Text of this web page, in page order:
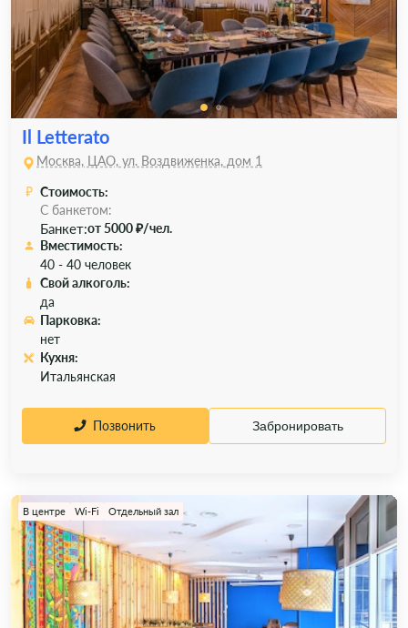
Il Letterato
Москва, ЦАО, ул. Воздвиженка, дом 1
Стоимость:
С банкетом:
Банкет:от 5000 ₽/чел.
Вместимость:
40 - 40 человек
Свой алкоголь:
да
Парковка:
нет
Кухня:
Итальянская
Позвонить Забронировать
В центре Wi-Fi Отдельный зал